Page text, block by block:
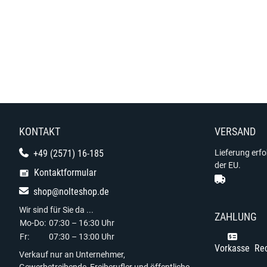
KONTAKT
+49 (2571) 16-185
Kontaktformular
shop@nolteshop.de
Wir sind für Sie da ...
Mo-Do: 07:30 – 16:30 Uhr
Fr:
07:30 – 13:00 Uhr
Verkauf nur an Unternehmer,
VERSAND
Lieferung
der EU.
ZAHLUNG
Vorkasse